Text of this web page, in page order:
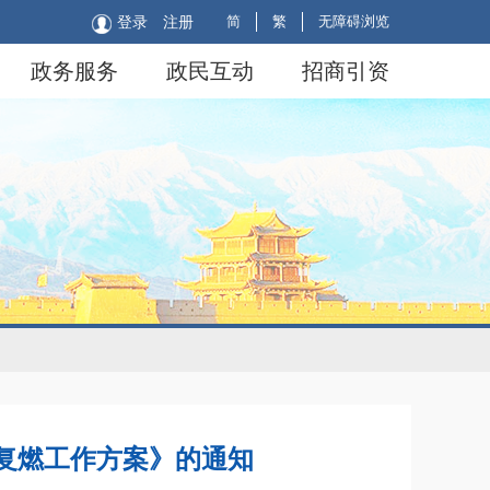
简 繁 无障碍浏览
登录 注册
政务服务 政民互动 招商引资
燃工作方案》的通知